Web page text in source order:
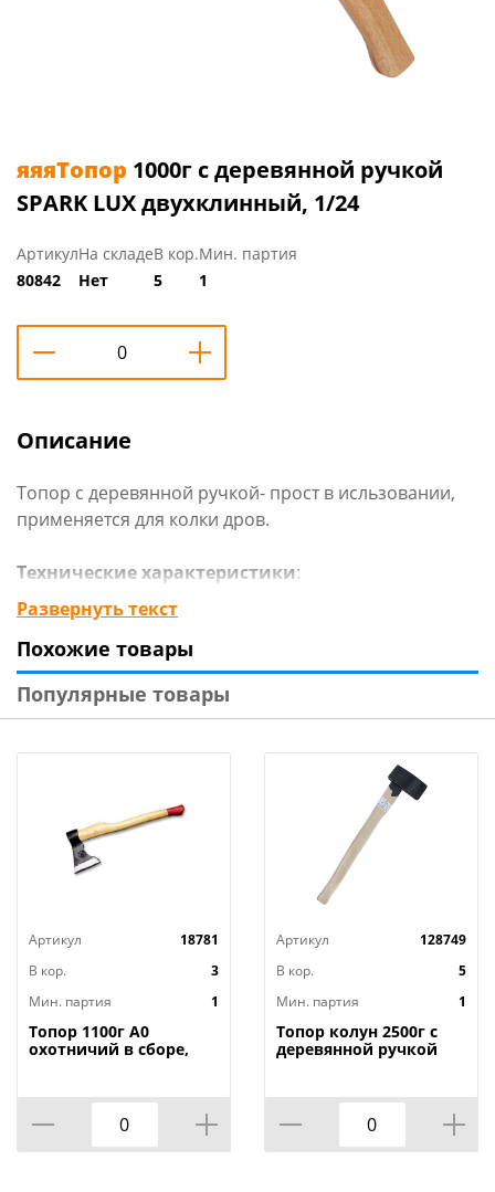
яяяТопор 1000г с деревянной ручкой
SPARK LUX двухклинный, 1/24
Артикул
80842
На складе
Нет
В кор.
5
Мин. партия
1
Описание
Топор с деревянной ручкой- прост в исльзовании,
применяется для колки дров.
Технические характеристики:
Тип: Топор
Материал рукояти: Дерево
Матариал лезвия: Сталь
Вес: 1000 г
Бренд: SPARK LUX
Развернуть текст
Похожие товары
Популярные товары
Артикул
18781
В кор.
3
Мин. партия
1
Топор 1100г А0
охотничий в сборе,
Артикул
128749
В кор.
5
Мин. партия
1
Топор колун 2500г с
деревянной ручкой